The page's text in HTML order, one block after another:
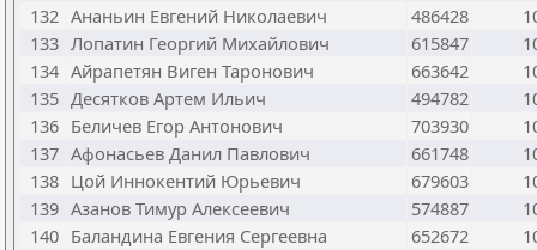
132 Ананьин Евгений Николаевич 486428
133 Лопатин Георгий Михайлович 615847
134 Айрапетян Виген Таронович 663642
135 Десятков Артем Ильич 494782
136 Беличев Егор Антонович 703930
137 Афонасьев Данил Павлович 661748
138 Цой Иннокентий Юрьевич 679603
139 Азанов Тимур Алексеевич 574887
140 Баландина Евгения Сергеевна 652672